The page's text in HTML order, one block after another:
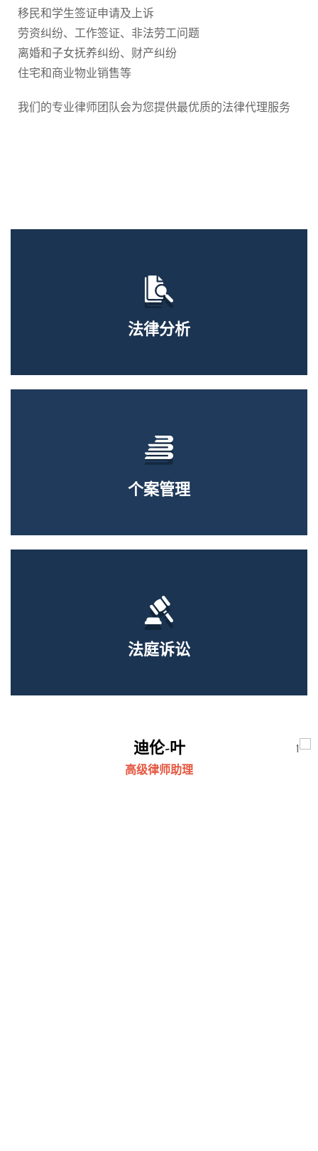
移民和学生签证申请及上诉
劳资纠纷、工作签证、非法劳工问题
离婚和子女抚养纠纷、财产纠纷
住宅和商业物业销售等
我们的专业律师团队会为您提供最优质的法律代理服务
法律分析
个案管理
法庭诉讼
迪伦-叶
高级律师助理